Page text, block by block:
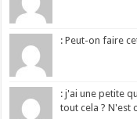
: Peut-on faire
: j'ai une petite
tout cela ? N'est